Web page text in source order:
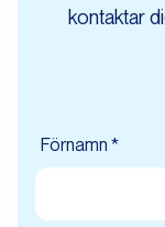
kontaktar
Förnamn *